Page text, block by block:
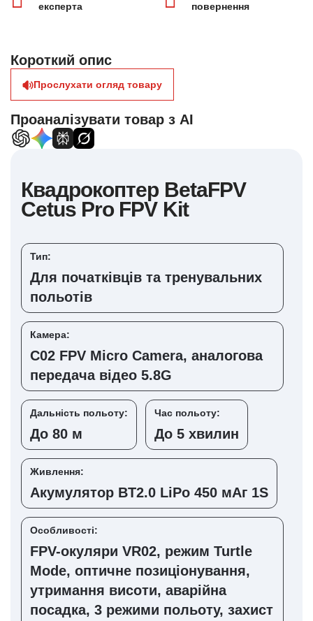
експерта
повернення
Короткий опис
Прослухати огляд товару
Проаналізувати товар з AI
Квадрокоптер BetaFPV
Cetus Pro FPV Kit
Тип:
Для початківців та тренувальних
польотів
Камера:
C02 FPV Micro Camera, аналогова
передача відео 5.8G
Дальність польоту:
До 80 м
Час польоту:
До 5 хвилин
Живлення:
Акумулятор BT2.0 LiPo 450 мАг 1S
Особливості:
FPV-окуляри VR02, режим Turtle
Mode, оптичне позиціонування,
утримання висоти, аварійна
посадка, 3 режими польоту, захист